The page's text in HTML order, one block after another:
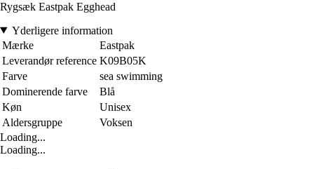
Rygsæk Eastpak Egghead
Yderligere information
Mærke
Eastpak
Leverandør reference K09B05K
Farve
sea swimming
Dominerende farve
Blå
Køn
Unisex
Aldersgruppe
Voksen
Loading...
Loading...